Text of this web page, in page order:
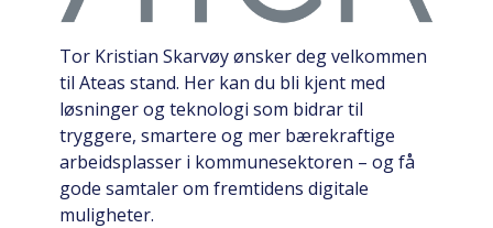
Tor Kristian Skarvøy ønsker deg velkommen
til Ateas stand. Her kan du bli kjent med
løsninger og teknologi som bidrar til
tryggere, smartere og mer bærekraftige
arbeidsplasser i kommunesektoren – og få
gode samtaler om fremtidens digitale
muligheter.